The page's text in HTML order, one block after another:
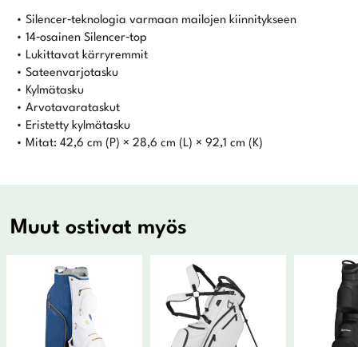
• Silencer‑teknologia varmaan mailojen kiinnitykseen
• 14‑osainen Silencer‑top
• Lukittavat kärryremmit
• Sateenvarjotasku
• Kylmätasku
• Arvotavarataskut
• Eristetty kylmätasku
• Mitat: 42,6 cm (P) × 28,6 cm (L) × 92,1 cm (K)
Muut ostivat myös